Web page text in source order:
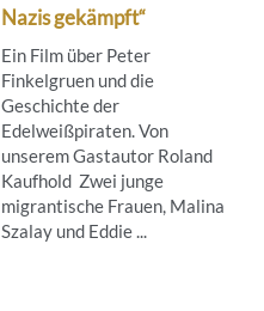
Nazis gekämpft“
Ein Film über Peter
Finkelgruen und die
Geschichte der
Edelweißpiraten. Von
unserem Gastautor Roland
Kaufhold Zwei junge
migrantische Frauen, Malina
Szalay und Eddie ...